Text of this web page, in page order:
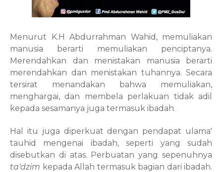
Menurut K.H Abdurrahman Wahid, memuliakan
manusia berarti memuliakan penciptanya.
Merendahkan dan menistakan manusia berarti
merendahkan dan menistakan tuhannya. Secara
tersirat menandakan bahwa memuliakan,
menghargai, dan membela perlakuan tidak adil
kepada sesamanya juga termasuk ibadah.
Hal itu juga diperkuat dengan pendapat ulama'
tauhid mengenai ibadah, seperti yang sudah
disebutkan di atas. Perbuatan yang sepenuhnya
ta'dzim kepada Allah termasuk bagian dari ibadah.